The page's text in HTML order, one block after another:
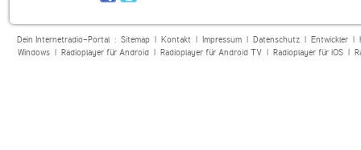
Dein Internetradio-Portal : Sitemap| Kontakt| Impressum| Datenschutz| Entwickler|
Windows| Radioplayer für Android| Radioplayer für Android TV| Radioplayer für iOS|